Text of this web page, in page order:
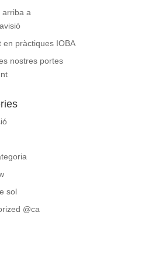
arriba a
en pràctiques IOBA
nostres portes
sol
@ca